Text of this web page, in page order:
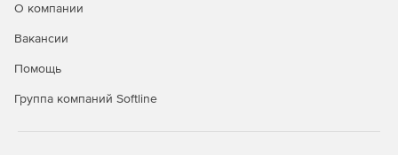
посетителей, что помогает определять популярность
Модуль Reporting является универсальным средством
О компании
Вакансии
Помощь
Группа компаний Softline